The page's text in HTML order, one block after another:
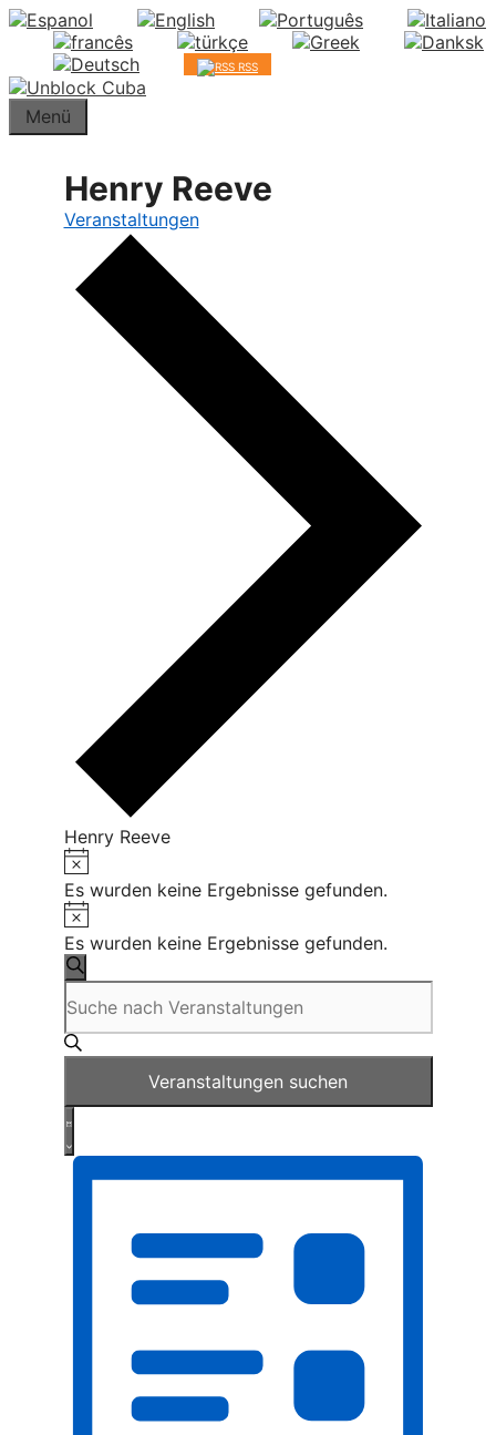
Springe
RSS
Menü
Henry Reeve
Veranstaltungen
Henry Reeve
Veranstaltungen
Hinweis
Es wurden keine Ergebnisse gefunden.
Hinweis
Es wurden keine Ergebnisse gefunden.
Veranstaltungen
Suche
und
Ansichten,
Navigation
Suche
Bitte
Schlüsselwort
eingeben.
Suche
Veranstaltungen
Schlüsselwort.
Veranstaltungen suchen
Veranstaltung
Ansichten-
Navigation
Liste